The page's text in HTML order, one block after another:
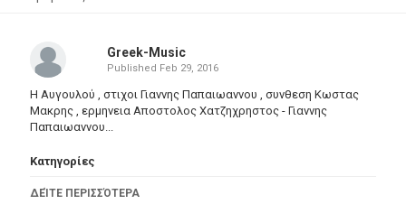
Greek-Music
Published Feb 29, 2016
Η Αυγουλού , στιχοι Γιαννης Παπαιωαννου , συνθεση Κωστας
Μακρης , ερμηνεια Αποστολος Χατζηχρηστος - Γιαννης
Παπαιωαννου...
Κατηγορίες
ΔΕΊΤΕ ΠΕΡΙΣΣΌΤΕΡΑ